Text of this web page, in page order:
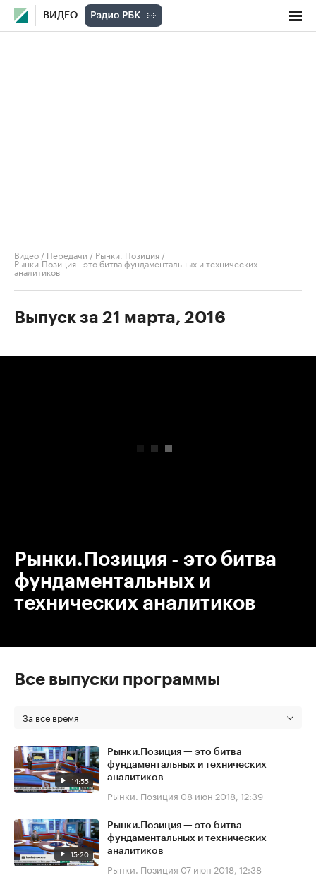
ВИДЕО
Видео / Передачи / Рынки. Позиция /
Рынки.Позиция - это битва фундаментальных и технических
аналитиков
Выпуск за 21 марта, 2016
Рынки.Позиция - это битва
фундаментальных и
технических аналитиков
Все выпуски программы
За все время
14:55
Рынки.Позиция — это битва
фундаментальных и технических
аналитиков
Рынки. Позиция 08 июн 2018, 12:39
15:20
Рынки.Позиция — это битва
фундаментальных и технических
аналитиков
Рынки. Позиция 07 июн 2018, 12:38